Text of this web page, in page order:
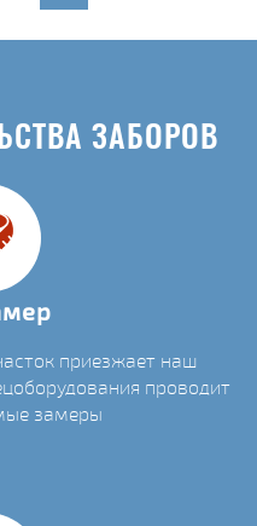
ЗАБОРОВ
приезжает наш
проводит
замеры